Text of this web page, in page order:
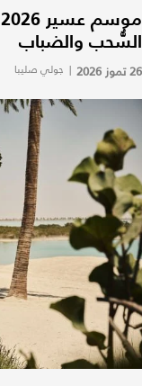
السُّحب والضباب
26 تموز 2026 | جولي صليبا